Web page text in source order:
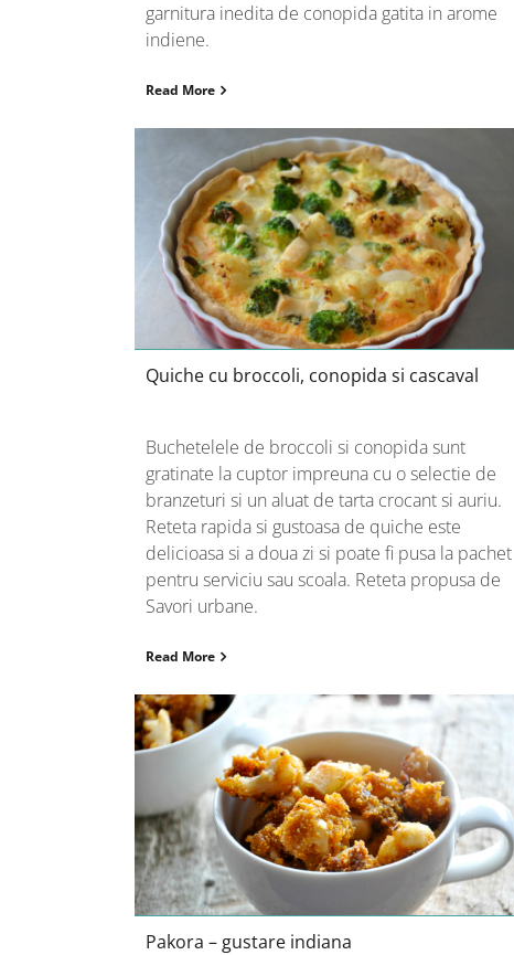
garnitura inedita de conopida gatita in arome
indiene.
Read More
Quiche cu broccoli, conopida si
cascaval
Quiche cu broccoli, conopida si cascaval
Buchetelele de broccoli si conopida sunt
gratinate la cuptor impreuna cu o selectie de
branzeturi si un aluat de tarta crocant si auriu.
Reteta rapida si gustoasa de quiche este
delicioasa si a doua zi si poate fi pusa la pachet
pentru serviciu sau scoala. Reteta propusa de
Savori urbane.
Read More
Pakora – gustare indiana
Pakora – gustare indiana